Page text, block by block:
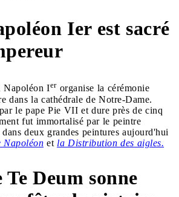
Ier est sacré
Napoléon Ierorganise la cérémonie
dans la cathédrale de Notre-Dame.
le pape Pie VII et dure près de cinq
fut immortalisé par le peintre
deux grandes peintures aujourd'hui
Napoléon et la Distribution des aigles.
Te Deum sonne